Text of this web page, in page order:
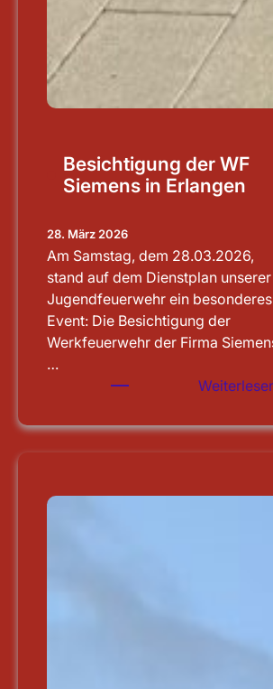
Besichtigung der WF
Siemens in Erlangen
28. März 2026
Am Samstag, dem 28.03.2026,
stand auf dem Dienstplan unserer
Jugendfeuerwehr ein besonderes
Event: Die Besichtigung der
Werkfeuerwehr der Firma
…